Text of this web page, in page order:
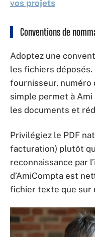
vos projets
Conventions de
Adoptez une
les fichiers déposés.
fournisseur, numéro
simple permet à
les documents et
Privilégiez le PDF
facturation) plutôt
reconnaissance par
d’AmiCompta est
fichier texte que sur